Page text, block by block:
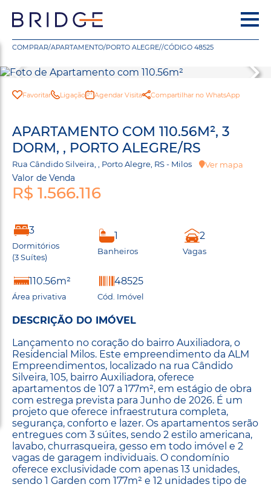
COMPRAR/APARTAMENTO/PORTO ALEGRE//CÓDIGO 48525
Favoritar Ligação Agendar Visita Compartilhar no WhatsApp
APARTAMENTO COM 110.56M², 3
DORM, , PORTO ALEGRE/RS
Rua Cândido Silveira, , Porto Alegre, RS - Milos Ver mapa
Valor de Venda
R$ 1.566.116
3
Dormitórios
(3 Suítes)
1
Banheiros
2
Vagas
110.56m²
Área privativa
48525
Cód. Imóvel
DESCRIÇÃO DO IMÓVEL
Lançamento no coração do bairro Auxiliadora, o
Residencial Milos. Este empreendimento da ALM
Empreendimentos, localizado na rua Cândido
Silveira, 105, bairro Auxiliadora, oferece
apartamentos de 107 a 177m², em estágio de obra
com estrega prevista para Junho de 2026. É um
projeto que oferece infraestrutura completa,
segurança, conforto e lazer. Os apartamentos serão
entregues com 3 súites, sendo 2 estilo americana,
lavabo, churrasqueira, gesso em todo imóvel e 2
vagas de garagem individuais. O condomínio
oferece exclusividade com apenas 13 unidades,
sendo 1 Garden com 177m² e 12 unidades tipo de